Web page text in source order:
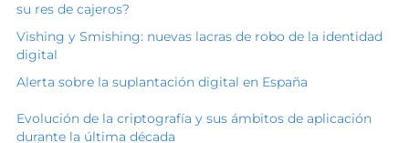
su res de cajeros?
Vishing y Smishing: nuevas lacras de robo de la identidad
digital
Alerta sobre la suplantación digital en España
Evolución de la criptografía y sus ámbitos de aplicación
durante la última década